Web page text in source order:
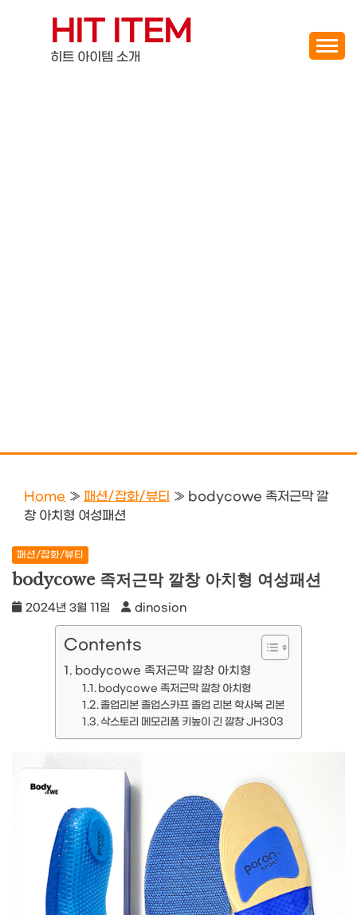
contentHIT ITEM
히트 아이템 소개
Home » 패션/잡화/뷰티 » bodycowe 족저근막 깔
창 아치형 여성패션
패션/잡화/뷰티
bodycowe 족저근막 깔창 아치형 여성패션
2024년 3월 11일 dinosion
Contents
bodycowe 족저근막 깔창 아치형
bodycowe 족저근막 깔창 아치형
졸업리본 졸업스카프 졸업 리본 학사복 리본
삭스토리 메모리폼 키높이 긴 깔창 JH303